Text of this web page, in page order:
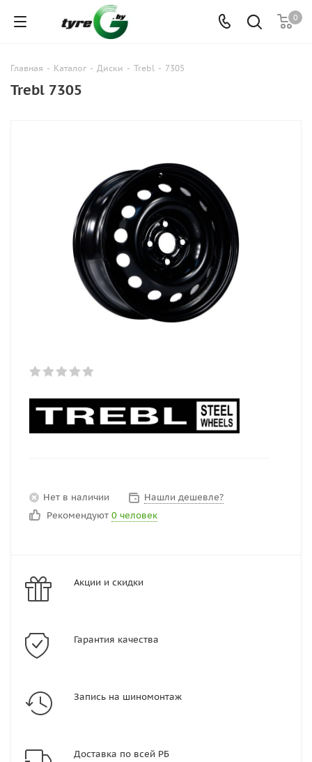
0
Главная - Каталог - Диски - Trebl - 7305
Trebl 7305
Нет в наличии
Нашли дешевле?
Рекомендуют 0 человек
Акции и скидки
Гарантия качества
Запись на шиномонтаж
Доставка по всей РБ